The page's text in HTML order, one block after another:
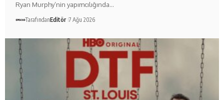
Ryan Murphy’nin yapımcılığında…
TarafındanEditör 7 Ağu 2026